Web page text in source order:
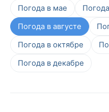
Погода в мае
Погода в августе
Погода в октябре
Погода в декабре